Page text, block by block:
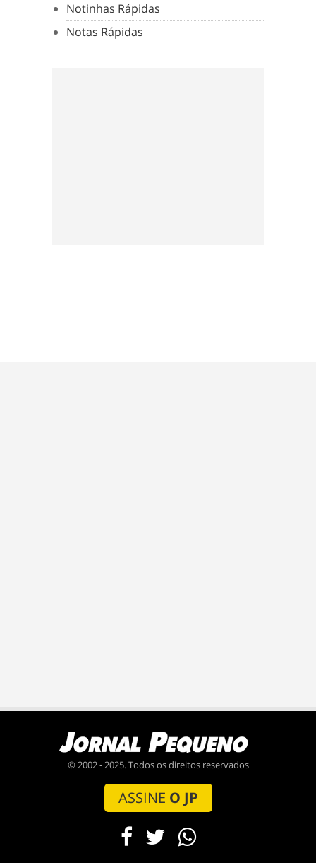
Notinhas Rápidas
Notas Rápidas
© 2002 - 2025. Todos os direitos reservados
ASSINE O JP